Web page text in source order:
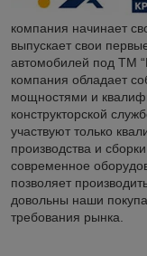
компания начинает
выпускает свои
автомобилей под ТМ
компания обладает
мощностями и
конструкторской
участвуют только
производства и
современное
позволяет
довольны наши
требования рынка.